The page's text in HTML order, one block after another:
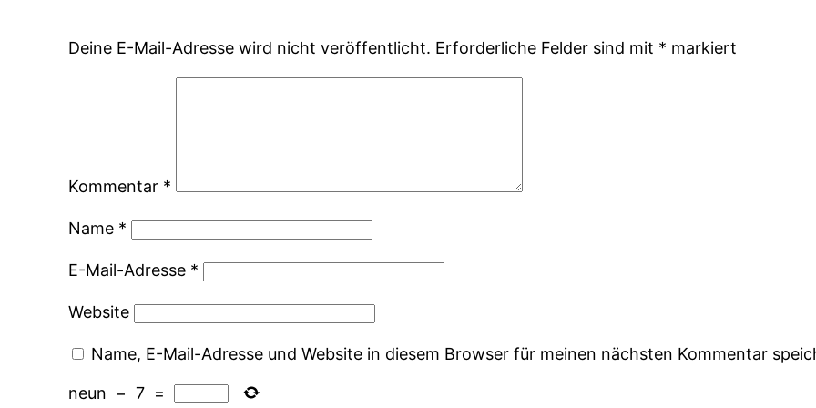
Deine E-Mail-Adresse wird nicht veröffentlicht. Erforderliche Felder sind mit * markiert
Kommentar *
Name *
E-Mail-Adresse *
Website
Name, E-Mail-Adresse und Website in diesem Browser für meinen nächsten Kommentar
neun − 7 =